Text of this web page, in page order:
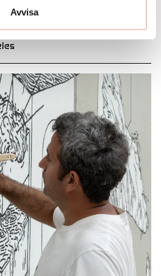
Avvisa
Muhammad Ali 2024